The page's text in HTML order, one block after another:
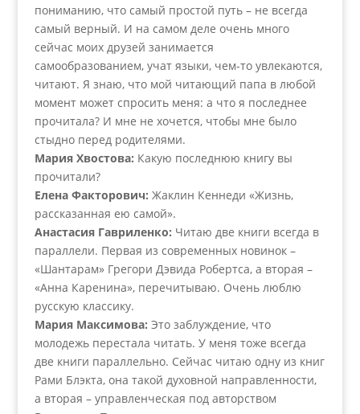
пониманию, что самый простой путь – не всегда
самый верный. И на самом деле очень много
сейчас моих друзей занимается
самообразованием, учат языки, чем-то увлекаются,
читают. Я знаю, что мой читающий папа в любой
момент может спросить меня: а что я последнее
прочитала? И мне не хочется, чтобы мне было
стыдно перед родителями.
Мария Хвостова: Какую последнюю книгу вы
прочитали?
Елена Факторович: Жаклин Кеннеди «Жизнь,
рассказанная ею самой».
Анастасия Гавриленко: Читаю две книги всегда в
параллели. Первая из современных новинок –
«Шантарам» Грегори Дэвида Робертса, а вторая –
«Анна Каренина», перечитываю. Очень люблю
русскую классику.
Мария Максимова: Это заблуждение, что
молодежь перестала читать. У меня тоже всегда
две книги параллельно. Сейчас читаю одну из книг
Рами Блэкта, она такой духовной направленности,
а вторая – управленческая под авторством